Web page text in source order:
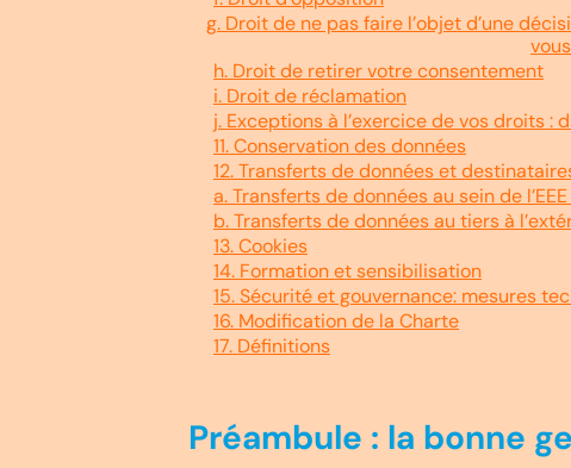
g. Droit de ne pas faire l’objet d’une
h. Droit de retirer votre consentement
i. Droit de réclamation
j. Exceptions à l’exercice de vos droits
11. Conservation des données
12. Transferts de données et
a. Transferts de données au sein de
b. Transferts de données au tiers à
13. Cookies
14. Formation et sensibilisation
15. Sécurité et gouvernance: mesures
16. Modification de la Charte
17. Définitions
Préambule : la bonne